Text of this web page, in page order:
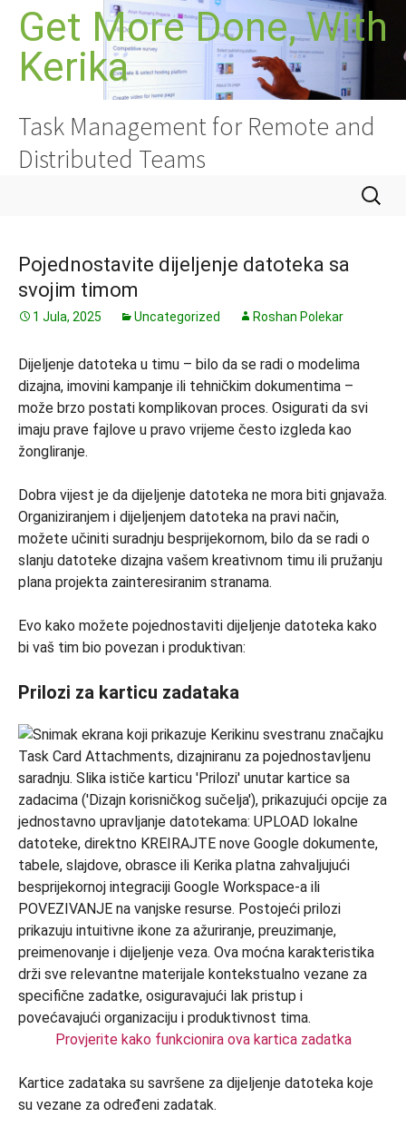
sadržaj
Get More Done, With
Kerika
Task Management for Remote and
Distributed Teams
Pojednostavite dijeljenje datoteka sa
svojim timom
1 Jula, 2025 Uncategorized Roshan Polekar
Dijeljenje datoteka u timu – bilo da se radi o modelima
dizajna, imovini kampanje ili tehničkim dokumentima –
može brzo postati komplikovan proces. Osigurati da svi
imaju prave fajlove u pravo vrijeme često izgleda kao
žongliranje.
Dobra vijest je da dijeljenje datoteka ne mora biti gnjavaža.
Organiziranjem i dijeljenjem datoteka na pravi način,
možete učiniti suradnju besprijekornom, bilo da se radi o
slanju datoteke dizajna vašem kreativnom timu ili pružanju
plana projekta zainteresiranim stranama.
Evo kako možete pojednostaviti dijeljenje datoteka kako
bi vaš tim bio povezan i produktivan:
Prilozi za karticu zadataka
Provjerite kako funkcionira ova kartica zadatka
Kartice zadataka su savršene za dijeljenje datoteka koje
su vezane za određeni zadatak.